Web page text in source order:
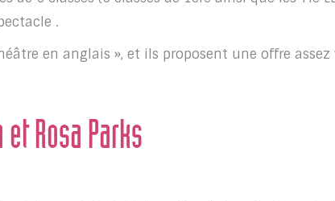
.
en anglais », et ils proposent une offre assez
Rosa Parks